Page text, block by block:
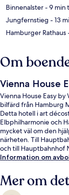
Binnenalster- 9 min
Jungfernstieg - 13
Hamburger Rathaus
Om
Vienna House
Vienna House Easy
bilfärd från Hamburg
Detta hotell i art
Elbphilharmonie och
mycket väl om den
närheten. Till
och till Hauptbahnhof
Information om
Mer om